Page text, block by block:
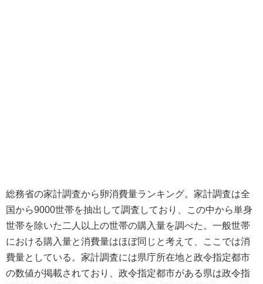
総務省の家計調査から卵消費量ランキング。家計調査は全
国から9000世帯を抽出して調査しており、この中から単身
世帯を除いた二人以上の世帯の購入量を調べた。一般世帯
における購入量と消費量はほぼ同じと考えて、ここでは消
費量としている。家計調査には県庁所在地と政令指定都市
の数値が掲載されており、政令指定都市がある県は政令指